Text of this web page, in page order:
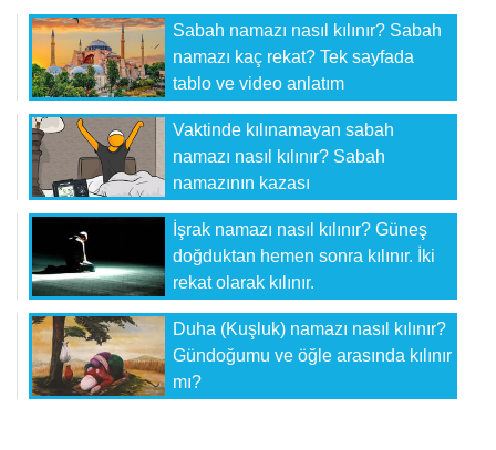
Sabah namazı nasıl kılınır? Sabah
namazı kaç rekat? Tek sayfada
tablo ve video anlatım
Vaktinde kılınamayan sabah
namazı nasıl kılınır? Sabah
namazının kazası
İşrak namazı nasıl kılınır? Güneş
doğduktan hemen sonra kılınır. İki
rekat olarak kılınır.
Duha (Kuşluk) namazı nasıl kılınır?
Gündoğumu ve öğle arasında kılınır
mı?